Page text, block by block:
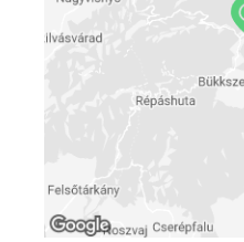
1907) és Szeletaoldali